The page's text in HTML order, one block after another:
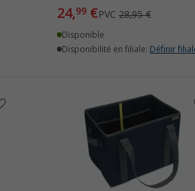
24,99€PVC28,95 €
Disponible
Disponibilité en filiale: Définir